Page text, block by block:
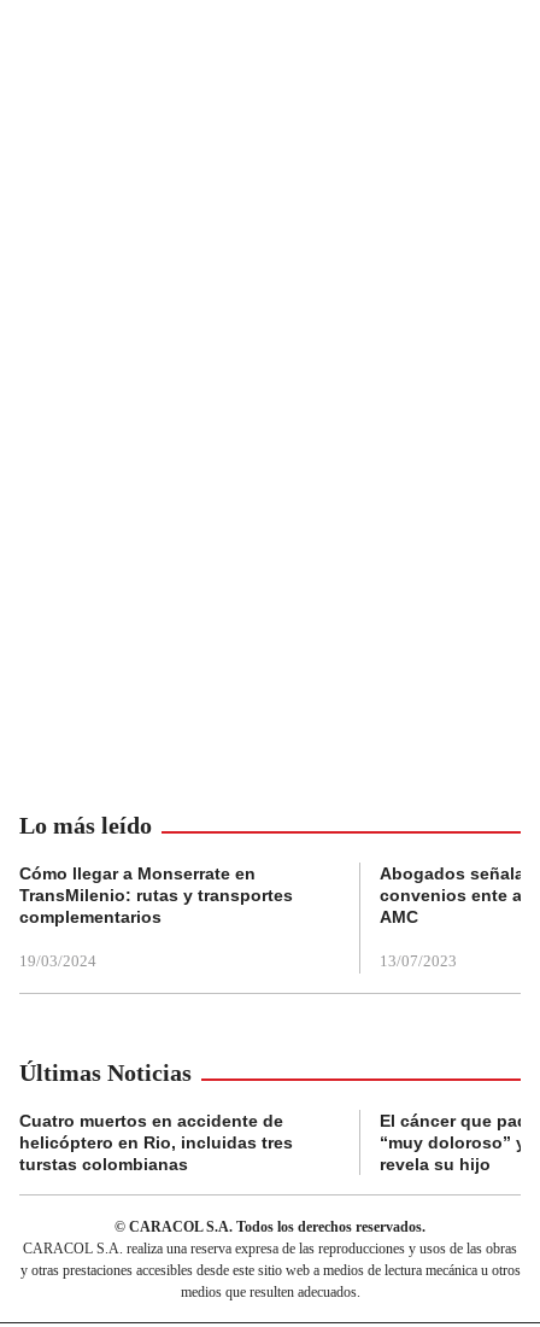
Lo más leído
Cómo llegar a Monserrate en
TransMilenio: rutas y transportes
complementarios
19/03/2024
Abogados
convenios ente
AMC
13/07/2023
Últimas Noticias
Cuatro muertos en accidente de
helicóptero en Rio, incluidas tres
turstas colombianas
El cáncer que
“muy doloroso” y
revela su hijo
© CARACOL S.A. Todos los derechos reservados.
CARACOL S.A. realiza una reserva expresa de las reproducciones y usos de las obras
y otras prestaciones accesibles desde este sitio web a medios de lectura mecánica u otros
medios que resulten adecuados.